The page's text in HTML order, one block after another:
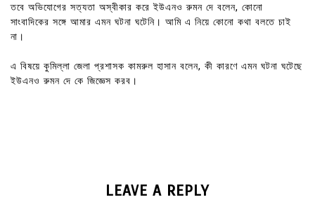
তবে অভিযোগের সত্যতা অস্বীকার করে ইউএনও রুমন দে বলেন, কোনো
সাংবাদিকের সঙ্গে আমার এমন ঘটনা ঘটেনি। আমি এ নিয়ে কোনো কথা বলতে চাই
না।
এ বিষয়ে কুমিল্লা জেলা প্রশাসক কামরুল হাসান বলেন, কী কারণে এমন ঘটনা ঘটেছে
ইউএনও রুমন দে কে জিজ্ঞেস করব।
LEAVE A REPLY